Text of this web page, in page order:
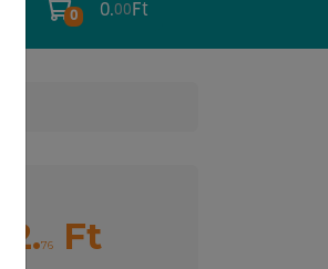
0 0.00 Ft
76 Ft